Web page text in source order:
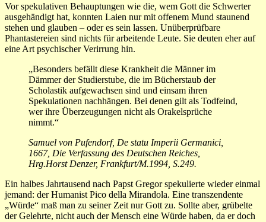
Vor spekulativen Behauptungen wie die, wem Gott die Schwerter
ausgehändigt hat, konnten Laien nur mit offenem Mund staunend
stehen und glauben – oder es sein lassen. Unüberprüfbare
Phantastereien sind nichts für arbeitende Leute. Sie deuten eher auf
eine Art psychischer Verirrung hin.
„Be­son­ders be­fällt diese Krankheit die Männer im
Dämmer der Studierstube, die im Bücher­staub der
Scho­lastik aufgewachsen sind und einsam ihren
Spekulatio­nen nachhän­gen. Bei de­nen gilt als Tod­feind,
wer ihre Überzeugun­gen nicht als Orakelsprüche
nimmt.“
Samuel von Pufendorf, De statu Imperii Germanici,
1667, Die Verfassung des Deutschen Reiches,
Hrg.Horst Denzer, Frankfurt/M.1994, S.249.
Ein halbes Jahrtausend nach Papst Gregor spekulierte wieder einmal
jemand: der Humanist Pico della Mirandola. Eine transzendente
„Würde“ maß man zu seiner Zeit nur Gott zu. Sollte aber, grübelte
der Gelehrte, nicht auch der Mensch eine Würde haben, da er doch